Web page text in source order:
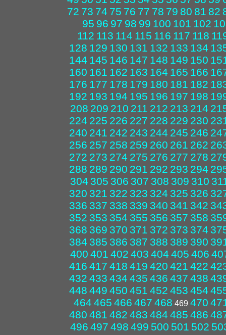
72 73 74 75 76 77 78 79 80 81 82
95 96 97 98 99 100 101 102
112 113 114 115 116 117 118
128 129 130 131 132 133 134
144 145 146 147 148 149 150
160 161 162 163 164 165 166
176 177 178 179 180 181 182
192 193 194 195 196 197 198
208 209 210 211 212 213 214
224 225 226 227 228 229 230
240 241 242 243 244 245 246
256 257 258 259 260 261 262
272 273 274 275 276 277 278
288 289 290 291 292 293 294
304 305 306 307 308 309 310
320 321 322 323 324 325 326
336 337 338 339 340 341 342
352 353 354 355 356 357 358
368 369 370 371 372 373 374
384 385 386 387 388 389 390
400 401 402 403 404 405 406
416 417 418 419 420 421 422
432 433 434 435 436 437 438
448 449 450 451 452 453 454
464 465 466 467 468 469 470
480 481 482 483 484 485 486
496 497 498 499 500 501 502